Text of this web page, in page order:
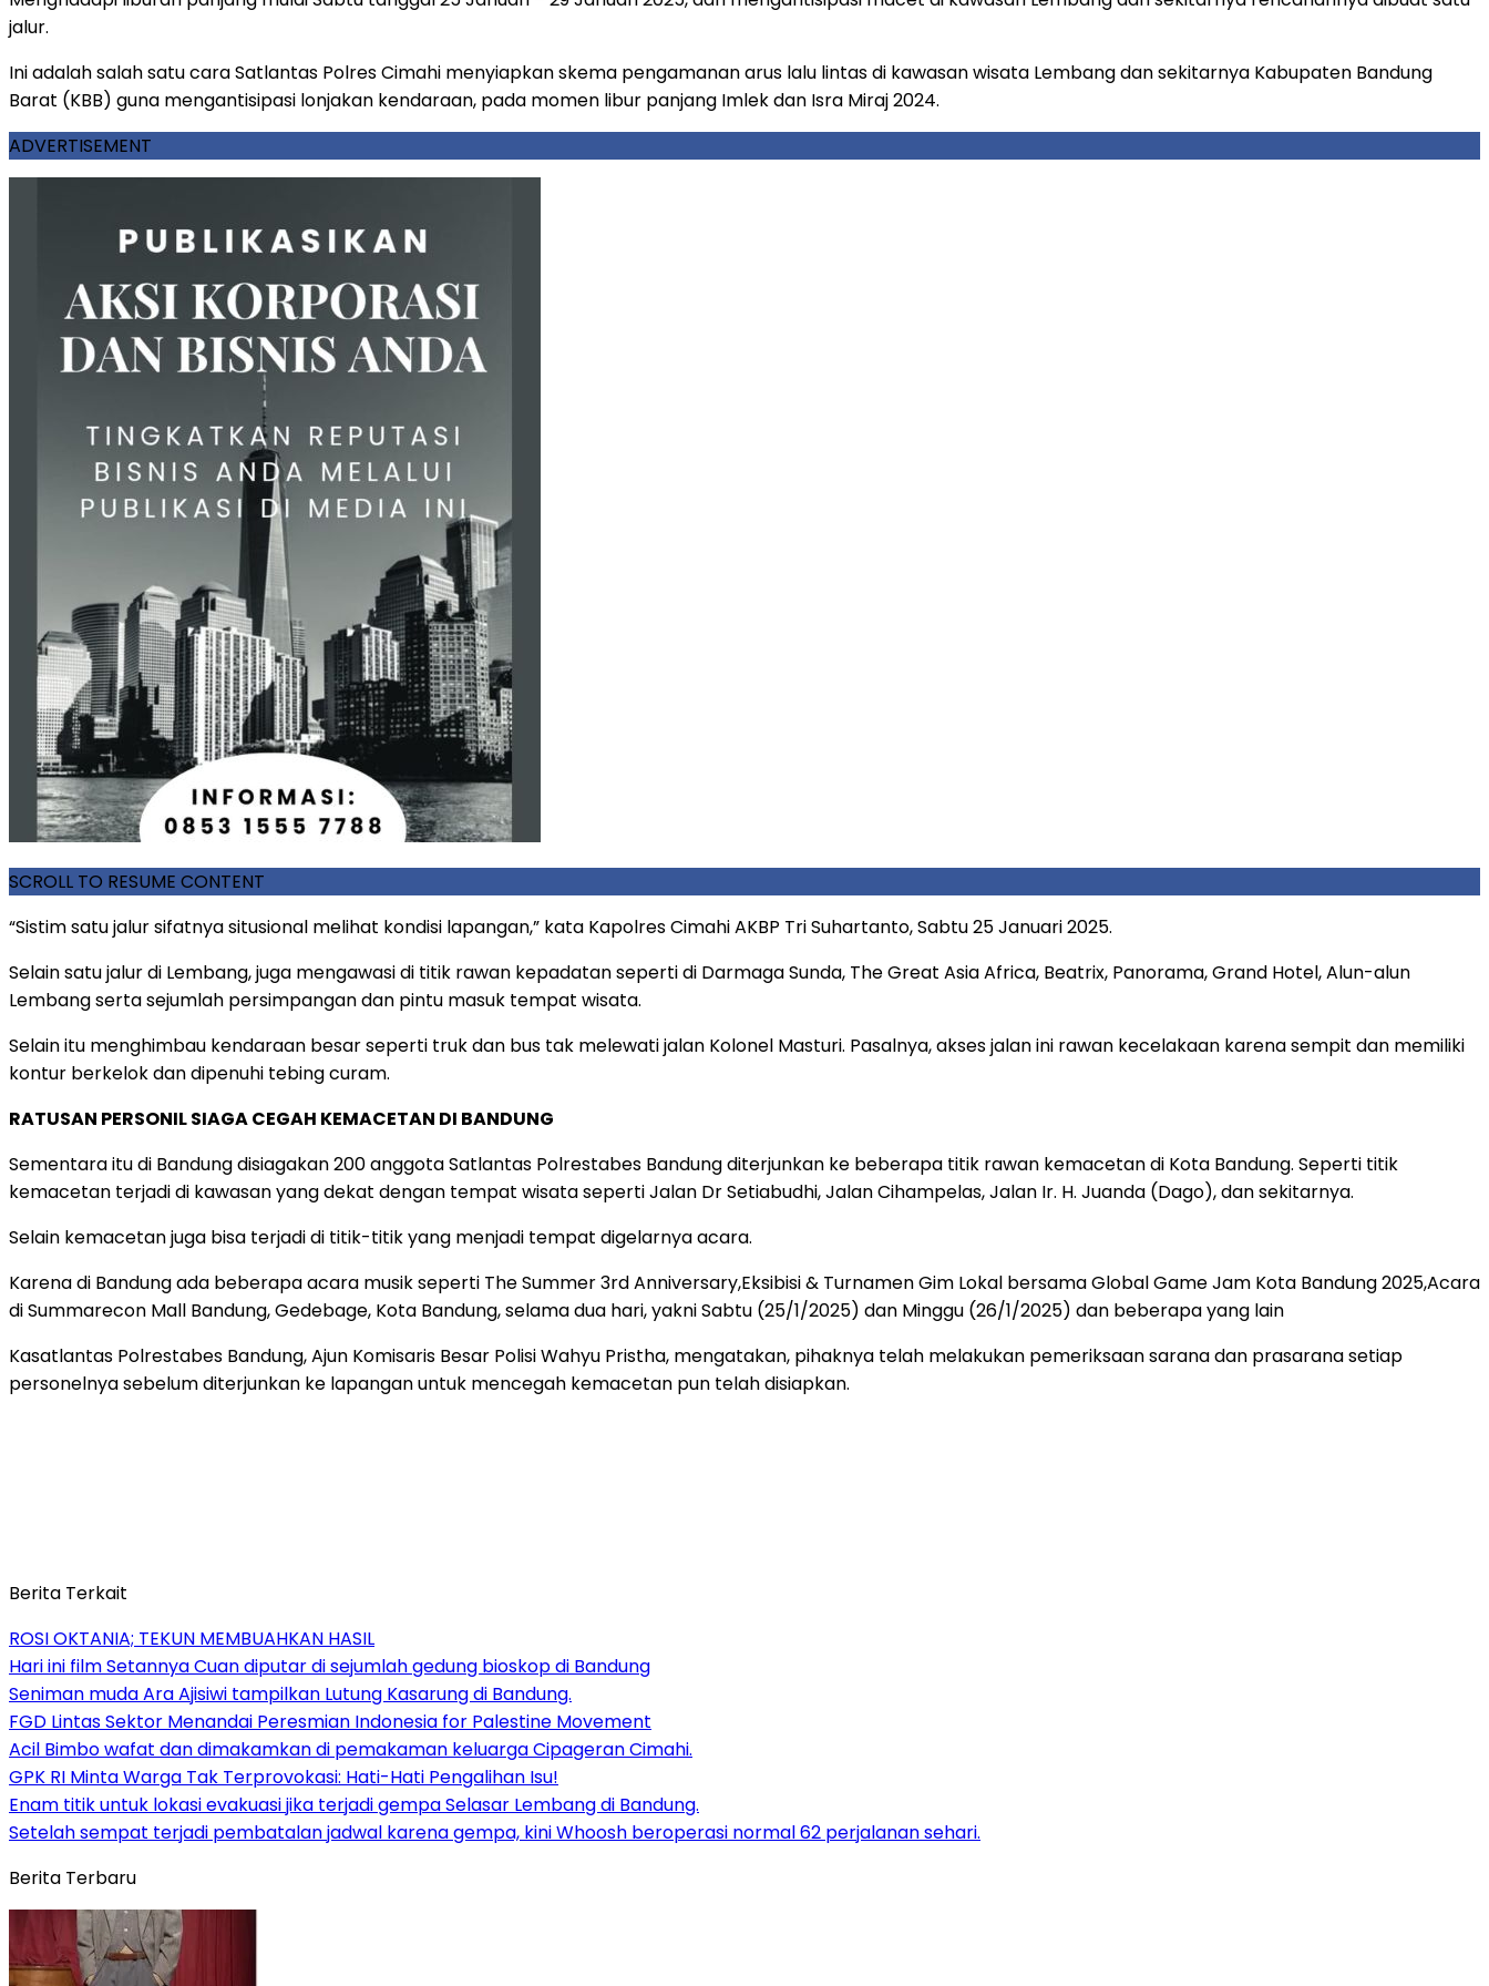
jalur.
Ini adalah salah satu cara Satlantas Polres Cimahi menyiapkan skema pengamanan arus lalu lintas di kawasan wisata Lembang dan sekitarnya Kabupaten Bandung
Barat (KBB) guna mengantisipasi lonjakan kendaraan, pada momen libur panjang Imlek dan Isra Miraj 2024.
ADVERTISEMENT
SCROLL TO RESUME CONTENT
“Sistim satu jalur sifatnya situsional melihat kondisi lapangan,” kata Kapolres Cimahi AKBP Tri Suhartanto, Sabtu 25 Januari 2025.
Selain satu jalur di Lembang, juga mengawasi di titik rawan kepadatan seperti di Darmaga Sunda, The Great Asia Africa, Beatrix, Panorama, Grand Hotel, Alun-alun
Lembang serta sejumlah persimpangan dan pintu masuk tempat wisata.
Selain itu menghimbau kendaraan besar seperti truk dan bus tak melewati jalan Kolonel Masturi. Pasalnya, akses jalan ini rawan kecelakaan karena sempit dan memiliki
kontur berkelok dan dipenuhi tebing curam.
RATUSAN PERSONIL SIAGA CEGAH KEMACETAN DI BANDUNG
Sementara itu di Bandung disiagakan 200 anggota Satlantas Polrestabes Bandung diterjunkan ke beberapa titik rawan kemacetan di Kota Bandung. Seperti titik
kemacetan terjadi di kawasan yang dekat dengan tempat wisata seperti Jalan Dr Setiabudhi, Jalan Cihampelas, Jalan Ir. H. Juanda (Dago), dan sekitarnya.
Selain kemacetan juga bisa terjadi di titik-titik yang menjadi tempat digelarnya acara.
Karena di Bandung ada beberapa acara musik seperti The Summer 3rd Anniversary,Eksibisi & Turnamen Gim Lokal bersama Global Game Jam Kota Bandung 2025,Acara
di Summarecon Mall Bandung, Gedebage, Kota Bandung, selama dua hari, yakni Sabtu (25/1/2025) dan Minggu (26/1/2025) dan beberapa yang lain
Kasatlantas Polrestabes Bandung, Ajun Komisaris Besar Polisi Wahyu Pristha, mengatakan, pihaknya telah melakukan pemeriksaan sarana dan prasarana setiap
personelnya sebelum diterjunkan ke lapangan untuk mencegah kemacetan pun telah disiapkan.
Berita Terkait
ROSI OKTANIA; TEKUN MEMBUAHKAN HASIL
Hari ini film Setannya Cuan diputar di sejumlah gedung bioskop di Bandung
Seniman muda Ara Ajisiwi tampilkan Lutung Kasarung di Bandung.
FGD Lintas Sektor Menandai Peresmian Indonesia for Palestine Movement
Acil Bimbo wafat dan dimakamkan di pemakaman keluarga Cipageran Cimahi.
GPK RI Minta Warga Tak Terprovokasi: Hati-Hati Pengalihan Isu!
Enam titik untuk lokasi evakuasi jika terjadi gempa Selasar Lembang di Bandung.
Setelah sempat terjadi pembatalan jadwal karena gempa, kini Whoosh beroperasi normal 62 perjalanan sehari.
Berita Terbaru